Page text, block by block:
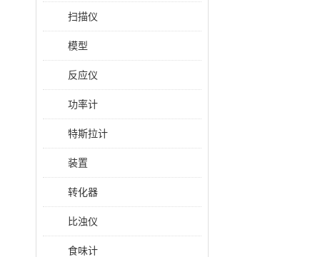
扫描仪
模型
反应仪
功率计
特斯拉计
装置
转化器
比浊仪
食味计